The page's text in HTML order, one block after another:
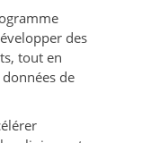
des
tout en
de